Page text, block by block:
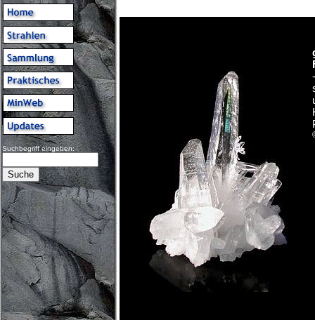
Suchbegriff eingeben: